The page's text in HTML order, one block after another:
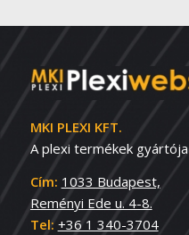
MKI PLEXI KFT.
A plexi termékek gyártója
Cím: 1033 Budapest,
Reményi Ede u. 4-8.
Tel: +36 1 340-3704